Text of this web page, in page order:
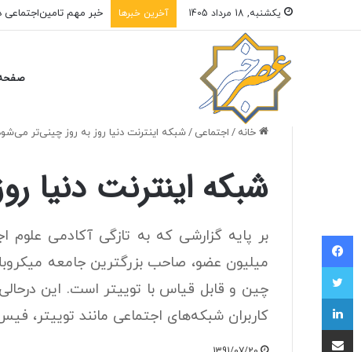
یکشنبه, 18 مرداد 1405 آخرین خبرها
خانه / اجتماعی /شبکه‌ اینترنت دنیا روز به روز چینی‌تر
شبکه‌ اینترنت دنیا
میلیون عضو، صاحب بزرگترین جامعه‌
چین و قابل قیاس با توییتر است. این
کاربران شبکه‌های اجتماعی مانند توییتر،